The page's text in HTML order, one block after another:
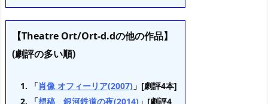
【Theatre Ort/Ort-d.dの他の作品】
(劇評の多い順)
「肖像 オフィーリア(2007) 」[劇評4本]
「想稿 銀河鉄道の夜(2014) 」[劇評4